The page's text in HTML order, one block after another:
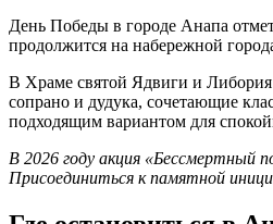
День Победы в городе Анапа
продолжится на набережной
В Храме святой Ядвиги и Либория
сопрано и дудука, сочетающие
подходящим вариантом для
В 2026 году акция «Бессмертный
Присоединиться к памятной